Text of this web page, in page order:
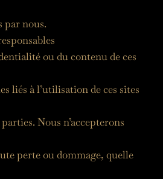
par nous.
ou du contenu de ces
liés à l’utilisation de ces sites
Nous n’accepterons
perte ou dommage, quelle